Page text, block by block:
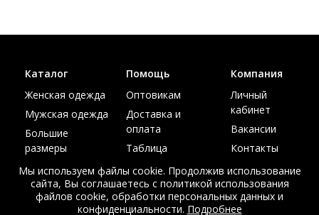
Каталог
Женская одежда
Мужская одежда
Большие
размеры
Акции
Помощь
Оптовикам
Доставка и
оплата
Таблица
Компания
Личный
кабинет
Вакансии
Контакты
Мы используем файлы cookie. Продолжив использование
сайта, Вы соглашаетесь с политикой использования
файлов cookie, обработки персональных данных и
конфиденциальности. Подробнее